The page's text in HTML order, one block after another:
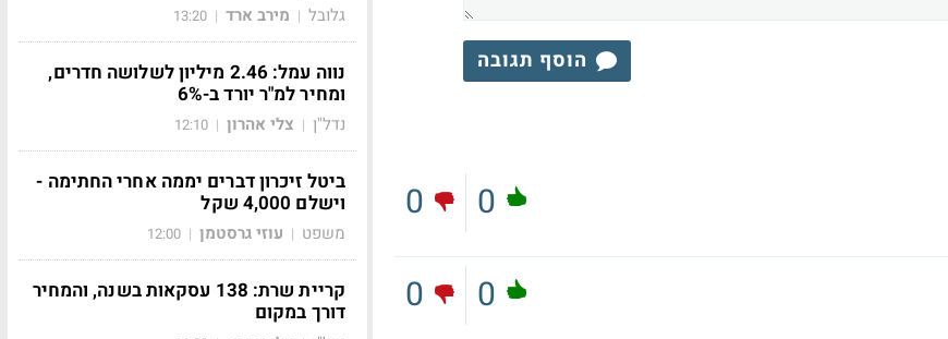
הוסף תגובה
0
0
0
0
גלובל | מירב ארד |
13:20
נווה עמל: 2.46 מיליון לשלושה חדרים,
ומחיר למ"ר יורד ב-6%
נדל"ן | צלי אהרון |
12:10
ביטל זיכרון דברים יממה אחרי החתימה -
וישלם 4,000 שקל
משפט | עוזי גרסטמן |
12:00
קריית שרת: 138 עסקאות בשנה, והמחיר
דורך במקום